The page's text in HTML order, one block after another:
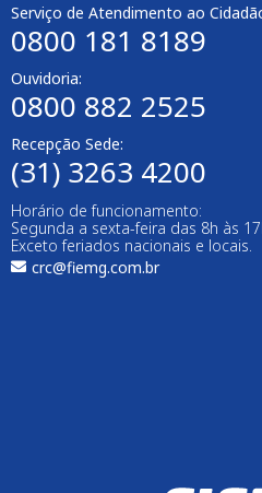
Serviço de Atendimento ao
0800 181 8189
Ouvidoria:
0800 882 2525
Recepção Sede:
(31) 3263 4200
Horário de funcionamento:
Segunda a sexta-feira das 8h às
Exceto feriados nacionais e locais.
crc@fiemg.com.br